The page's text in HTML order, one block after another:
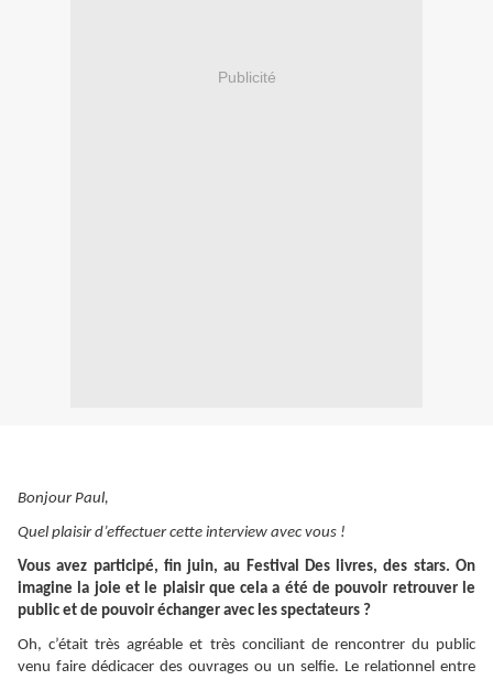
Publicité
Bonjour Paul,
Quel plaisir d’effectuer cette interview avec vous !
Vous avez participé, fin juin, au Festival Des livres, des stars. On
imagine la joie et le plaisir que cela a été de pouvoir retrouver le
public et de pouvoir échanger avec les spectateurs ?
Oh, c’était très agréable et très conciliant de rencontrer du public
venu faire dédicacer des ouvrages ou un selfie. Le relationnel entre